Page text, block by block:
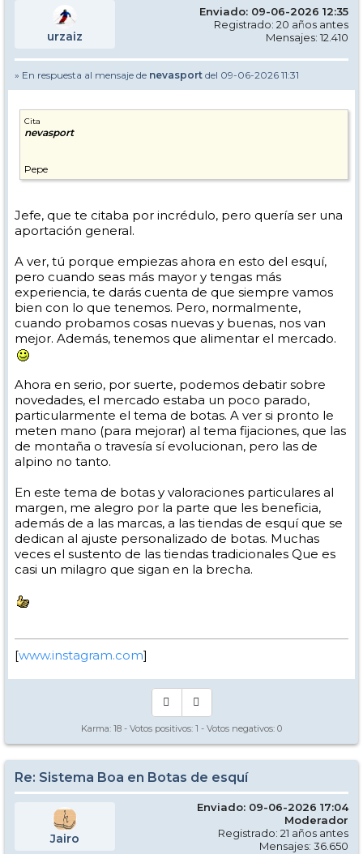
urzaiz
Enviado: 09-06-2026 12:35
Registrado: 20 años antes
Mensajes: 12.410
» En respuesta al mensaje de nevasport del 09-06-2026 11:31
Cita
nevasport
Pepe
Jefe, que te citaba por incrédulo, pero quería ser una
aportación general.
A ver, tú porque empiezas ahora en esto del esquí,
pero cuando seas más mayor y tengas más
experiencia, te darás cuenta de que siempre vamos
bien con lo que tenemos. Pero, normalmente,
cuando probamos cosas nuevas y buenas, nos van
mejor. Además, tenemos que alimentar el mercado.
Ahora en serio, por suerte, podemos debatir sobre
novedades, el mercado estaba un poco parado,
particularmente el tema de botas. A ver si pronto le
meten mano (para mejorar) al tema fijaciones, que las
de montaña o travesía sí evolucionan, pero las de
alpino no tanto.
En este tema de botas y valoraciones particulares al
margen, me alegro por la parte que les beneficia,
además de a las marcas, a las tiendas de esquí que se
dedican al ajuste personalizado de botas. Muchas
veces el sustento de las tiendas tradicionales Que es
casi un milagro que sigan en la brecha.
[www.instagram.com]
Karma: 18 - Votos positivos: 1 - Votos negativos: 0
Re: Sistema Boa en Botas de esquí
Jairo
Enviado: 09-06-2026 17:04
Moderador
Registrado: 21 años antes
Mensajes: 36.650